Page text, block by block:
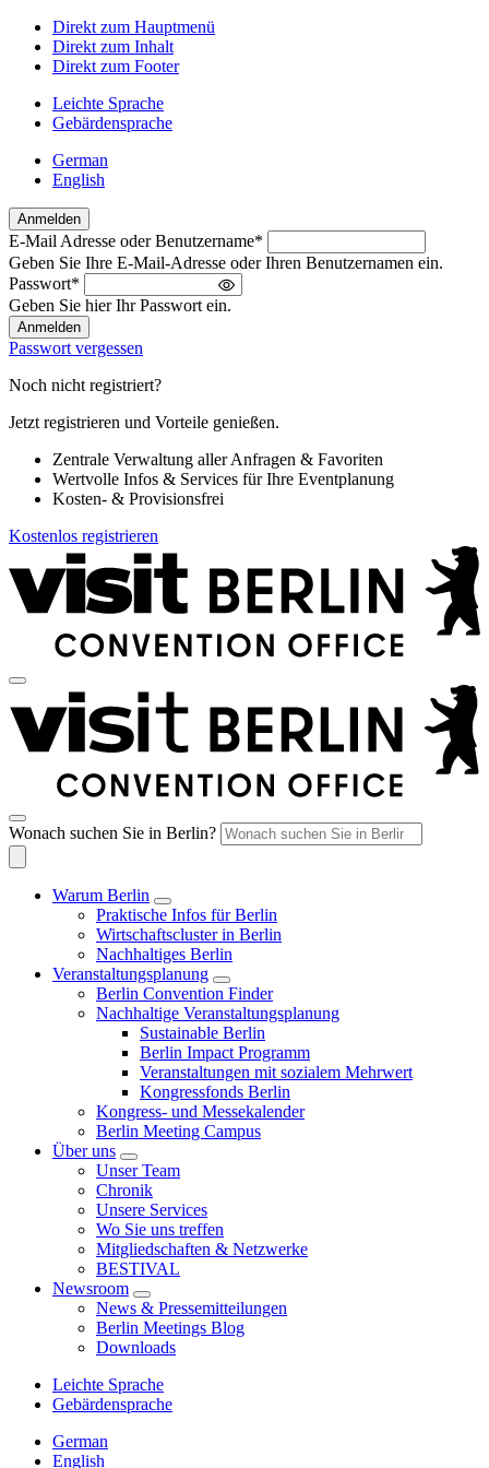
Direkt zum Hauptmenü
Direkt zum Inhalt
Direkt zum Footer
Leichte Sprache
Gebärdensprache
German
English
Anmelden
Willkommen
zurück!
Bitte
melden
Sie
sich
an
E-Mail Adresse oder Benutzername*
Geben Sie Ihre E-Mail-Adresse oder Ihren Benutzernamen ein.
Passwort*
Geben Sie hier Ihr Passwort ein.
Passwort vergessen
Noch nicht registriert?
Jetzt registrieren und Vorteile genießen.
Zentrale Verwaltung aller Anfragen & Favoriten
Wertvolle Infos & Services für Ihre Eventplanung
Kosten- & Provisionsfrei
Kostenlos registrieren
Wonach suchen Sie in Berlin?
Warum Berlin
Praktische Infos für Berlin
Wirtschaftscluster in Berlin
Nachhaltiges Berlin
Veranstaltungsplanung
Berlin Convention Finder
Nachhaltige Veranstaltungsplanung
Sustainable Berlin
Berlin Impact Programm
Veranstaltungen mit sozialem Mehrwert
Kongressfonds Berlin
Kongress- und Messekalender
Berlin Meeting Campus
Über uns
Unser Team
Chronik
Unsere Services
Wo Sie uns treffen
Mitgliedschaften & Netzwerke
BESTIVAL
Newsroom
News & Pressemitteilungen
Berlin Meetings Blog
Downloads
Leichte Sprache
Gebärdensprache
German
English